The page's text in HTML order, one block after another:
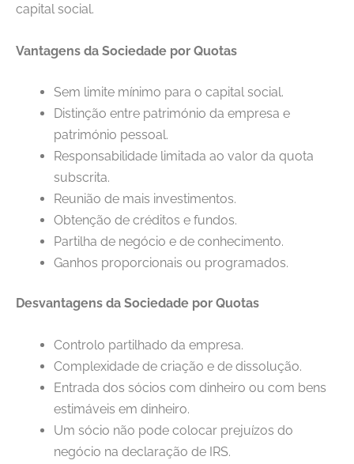
capital social.
Vantagens da Sociedade por Quotas
Sem limite mínimo para o capital social.
Distinção entre património da empresa e
património pessoal.
Responsabilidade limitada ao valor da quota
subscrita.
Reunião de mais investimentos.
Obtenção de créditos e fundos.
Partilha de negócio e de conhecimento.
Ganhos proporcionais ou programados.
Desvantagens da Sociedade por Quotas
Controlo partilhado da empresa.
Complexidade de criação e de dissolução.
Entrada dos sócios com dinheiro ou com bens
estimáveis em dinheiro.
Um sócio não pode colocar prejuízos do
negócio na declaração de IRS.